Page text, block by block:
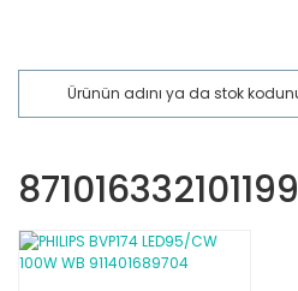
871016332101199